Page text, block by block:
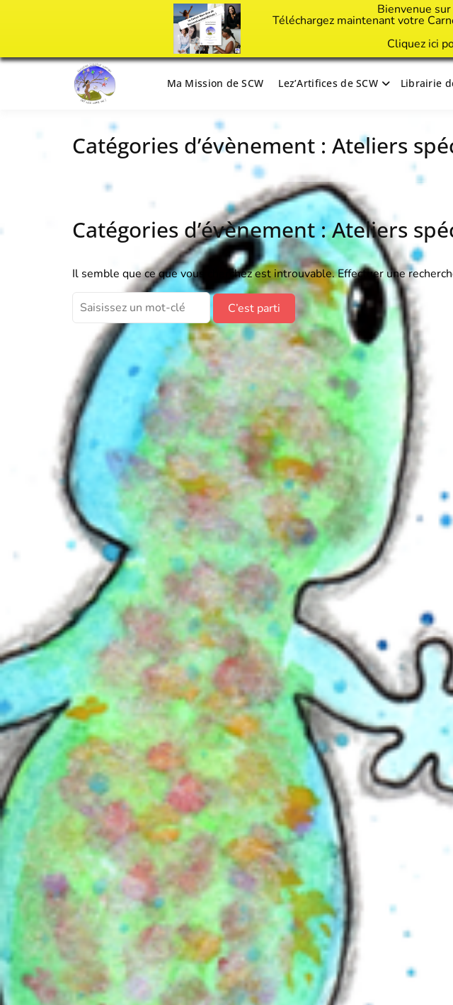
Bienvenue
Téléchargez maintenant votre
Cliquez ici
Passer
Success Creative Woman
Il est temps d'ART'ivez votre vie !
Ma Mission de SCW Lez’Artifices de SCW Librairie
Catégories d’évènement : Ateliers
Catégories d’évènement :Ateliers
Il semble que ce que vous cherchez est introuvable. Effectuer une
Search
for: